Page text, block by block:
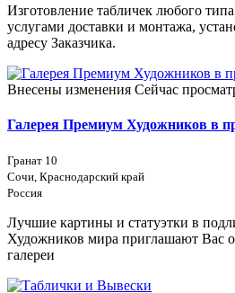
Изготовление табличек любого
услугами доставки и монтажа,
адресу Заказчика.
Внесены изменения Сейчас
Галерея Премиум Художников в
Гранат 10
Сочи, Краснодарский край
Россия
Лучшие картины и статуэтки в
Художников мира приглашают Вас
галереи